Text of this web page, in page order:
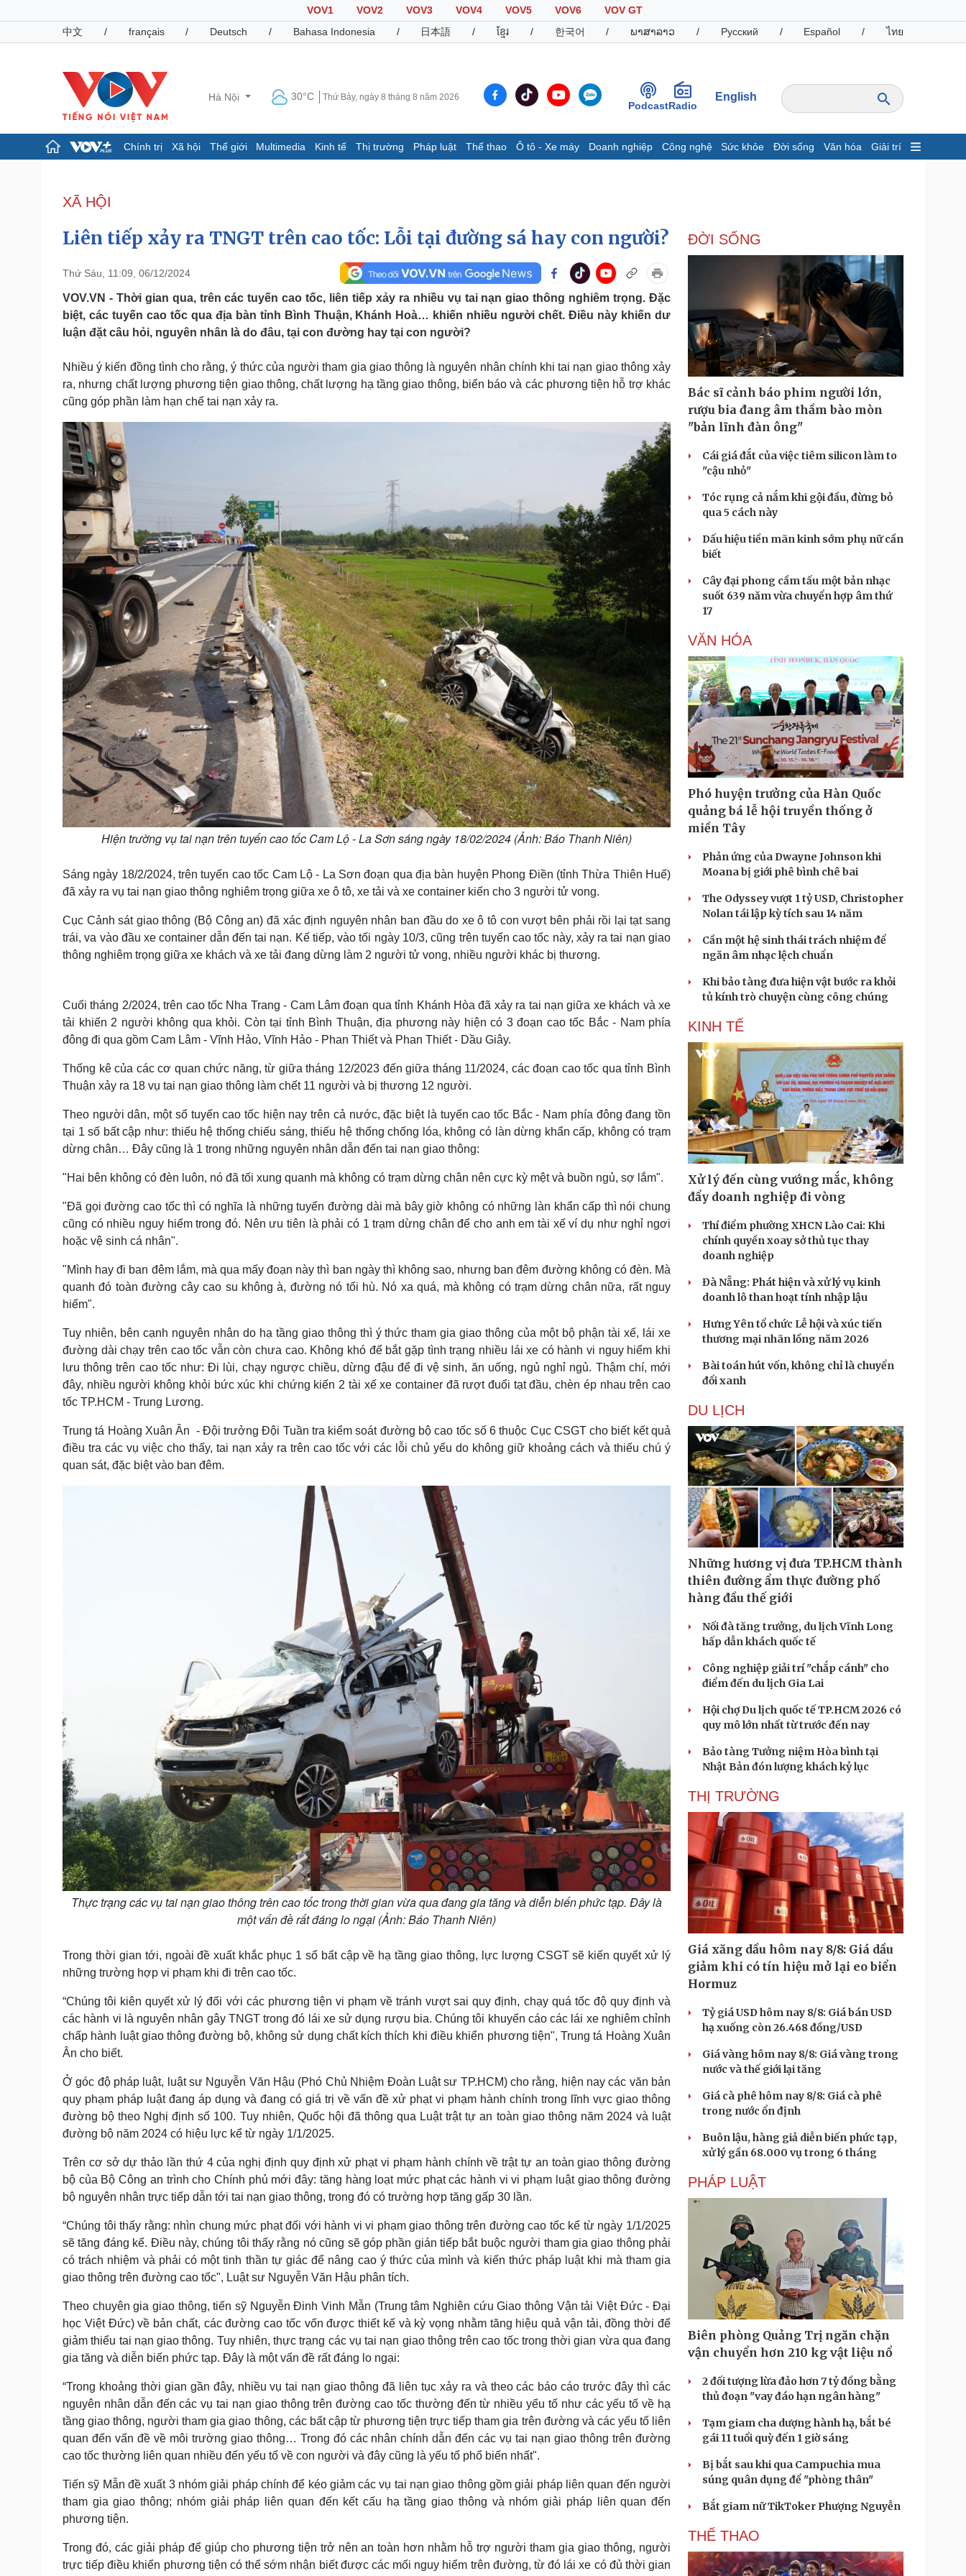
VOV1 VOV2 VOV3 VOV4 VOV5 VOV6
VOV GT
中文
/ français / Deutsch / Bahasa Indonesia / 日本語 / ខ្មែរ / 한국어 / ພາສາລາວ / Русский / Español / ไทย
Hà Nội 30°C Thứ Bảy, ngày 8 tháng 8 năm 2026
PodcastRadio
English
Chính trị Xã hội Thế giới Multimedia Kinh tế Thị trường Pháp luật Thể thao Ô tô - Xe máy Doanh nghiệp Công nghệ Sức khỏe Đời sống Văn hóa Giải trí
Đảng
Tổ chức nhân sự
Nhận diện sự thật
Dấu ấn VOV
Hồ sơ
Infographic
Giá cà phê
Pháp luật
Vụ án
Tin nóng
Quân sự - Quốc phòng
Vũ khí
Việt Nam
Thể thao
Bóng đá
Lịch thi đấu bóng đá
eSports
Hậu trường
Ô tô - Xe máy
Ô tô
Doanh nghiệp
Thông tin doanh nghiệp
Doanh nghiệp 24h
Doanh nhân
Vì cộng đồng
Công nghệ
Sành điệu
Tin Công nghệ
Trải nghiệm
Chuyển đổi số
Sức khỏe
Cây thuốc
Sản phụ khoa
Nhi khoa
Nam khoa
Làm đẹp - giảm cân
Phòng mạch online
Ăn sạch sống khỏe
Đời sống
Săn Tour
check-in
Podcast
Đọc truyện đêm khuya
Cửa sổ tình yêu
Kể chuyện cho bé
Cải chính
XÃ HỘI
Liên tiếp xảy ra TNGT trên cao tốc: Lỗi tại đường sá hay con người?
Thứ Sáu, 11:09, 06/12/2024
VOV.VN - Thời gian qua, trên các tuyến cao tốc, liên tiếp xảy ra nhiều vụ tai nạn giao thông nghiêm trọng. Đặc
biệt, các tuyến cao tốc qua địa bàn tỉnh Bình Thuận, Khánh Hoà… khiến nhiều người chết. Điều này khiến dư
luận đặt câu hỏi, nguyên nhân là do đâu, tại con đường hay tại con người?
Nhiều ý kiến đồng tình cho rằng, ý thức của người tham gia giao thông là nguyên nhân chính khi tai nạn giao thông xảy
ra, nhưng chất lượng phương tiện giao thông, chất lượng hạ tầng giao thông, biển báo và các phương tiện hỗ trợ khác
cũng góp phần làm hạn chế tai nạn xảy ra.
Hiện trường vụ tai nạn trên tuyến cao tốc Cam Lộ - La Sơn sáng ngày 18/02/2024 (Ảnh: Báo Thanh Niên)
Sáng ngày 18/2/2024, trên tuyến cao tốc Cam Lộ - La Sơn đoạn qua địa bàn huyện Phong Điền (tỉnh Thừa Thiên Huế)
đã xảy ra vụ tai nạn giao thông nghiêm trọng giữa xe ô tô, xe tải và xe container kiến cho 3 người tử vong.
Cục Cảnh sát giao thông (Bộ Công an) đã xác định nguyên nhân ban đầu do xe ô tô con vượt bên phải rồi lại tạt sang
trái, va vào đầu xe container dẫn đến tai nạn. Kế tiếp, vào tối ngày 10/3, cũng trên tuyến cao tốc này, xảy ra tai nạn giao
thông nghiêm trọng giữa xe khách và xe tải đang dừng làm 2 người tử vong, nhiều người khác bị thương.
Cuối tháng 2/2024, trên cao tốc Nha Trang - Cam Lâm đoạn qua tỉnh Khánh Hòa đã xảy ra tai nạn giữa xe khách và xe
tải khiến 2 người không qua khỏi. Còn tại tỉnh Bình Thuận, địa phương này hiện có 3 đoạn cao tốc Bắc - Nam phía
đông đi qua gồm Cam Lâm - Vĩnh Hảo, Vĩnh Hảo - Phan Thiết và Phan Thiết - Dầu Giây.
Thống kê của các cơ quan chức năng, từ giữa tháng 12/2023 đến giữa tháng 11/2024, các đoạn cao tốc qua tỉnh Bình
Thuận xảy ra 18 vụ tai nạn giao thông làm chết 11 người và bị thương 12 người.
Theo người dân, một số tuyến cao tốc hiện nay trên cả nước, đặc biệt là tuyến cao tốc Bắc - Nam phía đông đang tồn
tại 1 số bất cập như: thiếu hệ thống chiếu sáng, thiếu hệ thống chống lóa, không có làn dừng khẩn cấp, không có trạm
dừng chân… Đây cũng là 1 trong những nguyên nhân dẫn đến tai nạn giao thông:
"Hai bên không có đèn luôn, nó đã tối xung quanh mà không có trạm dừng chân nên cực kỳ mệt và buồn ngủ, sợ lắm".
"Đã gọi đường cao tốc thì có nghĩa là những tuyến đường dài mà bây giờ không có những làn khẩn cấp thì nói chung
cũng có nhiều nguy hiểm trong đó. Nên ưu tiên là phải có 1 trạm dừng chân để cho anh em tài xế ví dụ như nghỉ ngơi
hoặc vệ sinh cá nhân".
"Mình hay đi ban đêm lắm, mà qua mấy đoạn này thì ban ngày thì không sao, nhưng ban đêm đường không có đèn. Mà
quanh đó toàn đường cây cao su không à, đường nó tối hù. Nó xa quá, mà không có trạm dừng chân nữa, rất nguy
hiểm".
Tuy nhiên, bên cạnh nguyên nhân do hạ tầng giao thông thì ý thức tham gia giao thông của một bộ phận tài xế, lái xe
đường dài chạy trên cao tốc vẫn còn chưa cao. Không khó để bắt gặp tình trạng nhiều lái xe có hành vi nguy hiểm khi
lưu thông trên cao tốc như: Đi lùi, chạy ngược chiều, dừng đậu để đi vệ sinh, ăn uống, ngủ nghỉ ngủ. Thậm chí, mới
đây, nhiều người không khỏi bức xúc khi chứng kiến 2 tài xế xe container đã rượt đuổi tạt đầu, chèn ép nhau trên cao
tốc TP.HCM - Trung Lương.
Trung tá Hoàng Xuân Ân - Đội trưởng Đội Tuần tra kiểm soát đường bộ cao tốc số 6 thuộc Cục CSGT cho biết kết quả
điều tra các vụ việc cho thấy, tai nạn xảy ra trên cao tốc với các lỗi chủ yếu do không giữ khoảng cách và thiếu chú ý
quan sát, đặc biệt vào ban đêm.
Thực trạng các vụ tai nạn giao thông trên cao tốc trong thời gian vừa qua đang gia tăng và diễn biến phức tạp. Đây là
một vấn đề rất đáng lo ngại (Ảnh: Báo Thanh Niên)
Trong thời gian tới, ngoài đề xuất khắc phục 1 số bất cập về hạ tầng giao thông, lực lượng CSGT sẽ kiến quyết xử lý
những trường hợp vi phạm khi đi trên cao tốc.
“Chúng tôi kiên quyết xử lý đối với các phương tiện vi phạm về tránh vượt sai quy định, chạy quá tốc độ quy định và
các hành vi là nguyên nhân gây TNGT trong đó lái xe sử dụng rượu bia. Chúng tôi khuyến cáo các lái xe nghiêm chỉnh
chấp hành luật giao thông đường bộ, không sử dụng chất kích thích khi điều khiển phương tiện", Trung tá Hoàng Xuân
Ân cho biết.
Ở góc độ pháp luật, luật sư Nguyễn Văn Hậu (Phó Chủ Nhiệm Đoàn Luật sư TP.HCM) cho rằng, hiện nay các văn bản
quy phạm pháp luật đang áp dụng và đang có giá trị về vấn đề xử phạt vi phạm hành chính trong lĩnh vực giao thông
đường bộ theo Nghị định số 100. Tuy nhiên, Quốc hội đã thông qua Luật trật tự an toàn giao thông năm 2024 và luật
đường bộ năm 2024 có hiệu lực kể từ ngày 1/1/2025.
Trên cơ sở dự thảo lần thứ 4 của nghị định quy định xử phạt vi phạm hành chính về trật tự an toàn giao thông đường
bộ của Bộ Công an trình cho Chính phủ mới đây: tăng hàng loạt mức phạt các hành vi vi phạm luật giao thông đường
bộ nguyên nhân trực tiếp dẫn tới tai nạn giao thông, trong đó có trường hợp tăng gấp 30 lần.
“Chúng tôi thấy rằng: nhìn chung mức phạt đối với hành vi vi phạm giao thông trên đường cao tốc kể từ ngày 1/1/2025
sẽ tăng đáng kể. Điều này, chúng tôi thấy rằng nó cũng sẽ góp phần gián tiếp bắt buộc người tham gia giao thông phải
có trách nhiệm và phải có một tinh thần tự giác để nâng cao ý thức của mình và kiến thức pháp luật khi mà tham gia
giao thông trên đường cao tốc", Luật sư Nguyễn Văn Hậu phân tích.
Theo chuyên gia giao thông, tiến sỹ Nguyễn Đinh Vinh Mẫn (Trung tâm Nghiên cứu Giao thông Vận tải Việt Đức - Đại
học Việt Đức) về bản chất, các đường cao tốc vốn được thiết kế và kỳ vọng nhằm tăng hiệu quả vận tải, đồng thời để
giảm thiểu tai nạn giao thông. Tuy nhiên, thực trạng các vụ tai nạn giao thông trên cao tốc trong thời gian vừa qua đang
gia tăng và diễn biến phức tạp. Đây là một vấn đề rất đáng lo ngại:
“Trong khoảng thời gian gần đây, nhiều vụ tai nạn giao thông đã liên tục xảy ra và theo các báo cáo trước đây thì các
nguyên nhân dẫn đến các vụ tai nạn giao thông trên đường cao tốc thường đến từ nhiều yếu tố như các yếu tố về hạ
tầng giao thông, người tham gia giao thông, các bất cập từ phương tiện trực tiếp tham gia trên đường và các yếu tố liên
quan đến vấn đề về môi trường giao thông… Trong đó các nhân chính dẫn đến các vụ tai nạn giao thông trên đường
cao tốc thường liên quan nhiều đến yếu tố về con người và đây cũng là yếu tố phổ biến nhất".
Tiến sỹ Mẫn đề xuất 3 nhóm giải pháp chính để kéo giảm các vụ tai nạn giao thông gồm giải pháp liên quan đến người
tham gia giao thông; nhóm giải pháp liên quan đến kết cấu hạ tầng giao thông và nhóm giải pháp liên quan đến
phương tiện.
Trong đó, các giải pháp để giúp cho phương tiện trở nên an toàn hơn nhằm hỗ trợ người tham gia giao thông, người
trực tiếp điều khiển phương tiện có thể sớm nhận biết được các mối nguy hiểm trên đường, từ đó lái xe có đủ thời gian
ĐỜI SỐNG
Bác sĩ cảnh báo phim người lớn,
rượu bia đang âm thầm bào mòn
"bản lĩnh đàn ông"
Cái giá đắt của việc tiêm silicon làm to
"cậu nhỏ"
Tóc rụng cả nắm khi gội đầu, đừng bỏ
qua 5 cách này
Dấu hiệu tiền mãn kinh sớm phụ nữ cần
biết
Cây đại phong cầm tấu một bản nhạc
suốt 639 năm vừa chuyển hợp âm thứ
17
VĂN HÓA
Phó huyện trưởng của Hàn Quốc
quảng bá lễ hội truyền thống ở
miền Tây
Phản ứng của Dwayne Johnson khi
Moana bị giới phê bình chê bai
The Odyssey vượt 1 tỷ USD, Christopher
Nolan tái lập kỳ tích sau 14 năm
Cần một hệ sinh thái trách nhiệm để
ngăn âm nhạc lệch chuẩn
Khi bảo tàng đưa hiện vật bước ra khỏi
tủ kính trò chuyện cùng công chúng
KINH TẾ
Xử lý đến cùng vướng mắc, không
đẩy doanh nghiệp đi vòng
Thí điểm phường XHCN Lào Cai: Khi
chính quyền xoay sở thủ tục thay
doanh nghiệp
Đà Nẵng: Phát hiện và xử lý vụ kinh
doanh lô than hoạt tính nhập lậu
Hưng Yên tổ chức Lễ hội và xúc tiến
thương mại nhãn lồng năm 2026
Bài toán hút vốn, không chỉ là chuyển
đổi xanh
DU LỊCH
Những hương vị đưa TP.HCM thành
thiên đường ẩm thực đường phố
hàng đầu thế giới
Nối đà tăng trưởng, du lịch Vĩnh Long
hấp dẫn khách quốc tế
Công nghiệp giải trí "chắp cánh" cho
điểm đến du lịch Gia Lai
Hội chợ Du lịch quốc tế TP.HCM 2026 có
quy mô lớn nhất từ trước đến nay
Bảo tàng Tưởng niệm Hòa bình tại
Nhật Bản đón lượng khách kỷ lục
THỊ TRƯỜNG
Giá xăng dầu hôm nay 8/8: Giá dầu
giảm khi có tín hiệu mở lại eo biển
Hormuz
Tỷ giá USD hôm nay 8/8: Giá bán USD
hạ xuống còn 26.468 đồng/USD
Giá vàng hôm nay 8/8: Giá vàng trong
nước và thế giới lại tăng
Giá cà phê hôm nay 8/8: Giá cà phê
trong nước ổn định
Buôn lậu, hàng giả diễn biến phức tạp,
xử lý gần 68.000 vụ trong 6 tháng
PHÁP LUẬT
Biên phòng Quảng Trị ngăn chặn
vận chuyển hơn 210 kg vật liệu nổ
2 đối tượng lừa đảo hơn 7 tỷ đồng bằng
thủ đoạn "vay đáo hạn ngân hàng"
Tạm giam cha dượng hành hạ, bắt bé
gái 11 tuổi quỳ đến 1 giờ sáng
Bị bắt sau khi qua Campuchia mua
súng quân dụng để "phòng thân"
Bắt giam nữ TikToker Phượng Nguyễn
THỂ THAO